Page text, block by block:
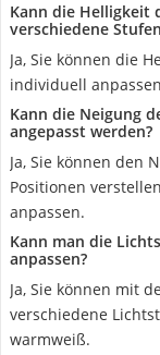
Kann die Helligkeit
verschiedene
Ja, Sie können die
individuell
Kann die Neigung
angepasst werden?
Ja, Sie können den
Positionen
anpassen.
Kann man die
anpassen?
Ja, Sie können mit
verschiedene
warmweiß.